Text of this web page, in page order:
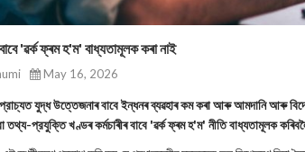
বাবে 'ৱৰ্ক ফ্ৰম হ'ম' বাধ্যতামূলক কৰা নাই
May 16, 2026
যুদ্ধ উত্তেজনাৰ বাবে ইন্ধনৰ ব্যৱহাৰ কম কৰা আৰু আমদানি আৰু
প্রযুক্তি খণ্ডৰ কৰ্মচাৰীৰ বাবে 'ৱৰ্ক ফ্ৰম হ'ম' নীতি বাধ্যতামূলক কৰিবলৈ